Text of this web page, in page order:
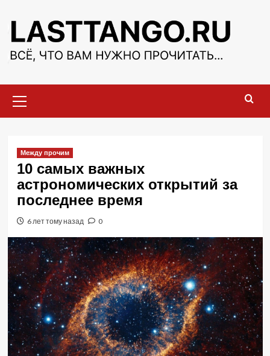
содержимому
меню
Между прочим
10 самых важных
астрономических открытий за
последнее время
6 лет тому назад 0